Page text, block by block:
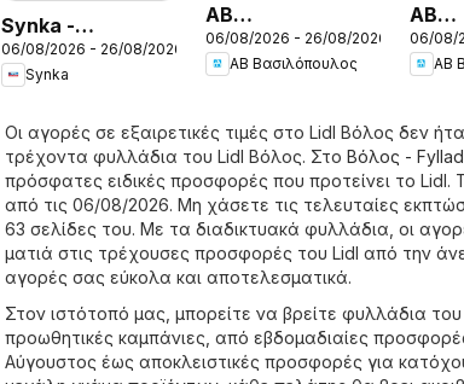
Synka -
Προσφορές
06/08/2026 - 26/08/2026
Synka
ΑΒ
Βασιλόπουλος -
Προσφορές vol.3
06/08/2026 - 26/08/2026
ΑΒ Βασιλόπουλος
ΑΒ
06/08/
ΑΒ
Οι αγορές σε εξαιρετικές τιμές στο Lidl Βόλος δεν
τρέχοντα φυλλάδια του Lidl Βόλος. Στο Βόλος -
πρόσφατες ειδικές προσφορές που προτείνει το
από τις 06/08/2026. Μη χάσετε τις τελευταίες
63 σελίδες του. Με τα διαδικτυακά φυλλάδια, οι
ματιά στις τρέχουσες προσφορές του Lidl από την
αγορές σας εύκολα και αποτελεσματικά.
Στον ιστότοπό μας, μπορείτε να βρείτε φυλλάδια
προωθητικές καμπάνιες, από εβδομαδιαίες
Αύγουστος έως αποκλειστικές προσφορές για